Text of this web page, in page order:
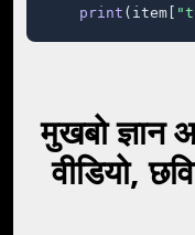
print (item[
मुखबो
वीडियो,